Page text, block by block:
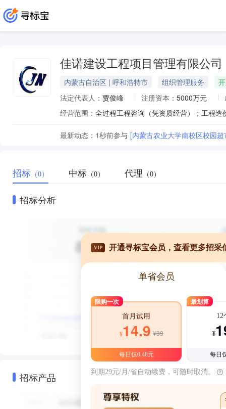
佳诺建设工程项目管理有限公司
内蒙古自治区 | 呼和浩特市 组织管理服务
法定代表人： 贾俊峰 注册资本： 5000万元
经营范围：
最新动态： 1秒前参与 [内蒙古农业大学南校区校园
招标 （0） 中标 （0） 代理 （0）
招标分析
招标产品
VIP 开通寻标宝会员，查看更多招采
单省会员
限购一次
首月试用
¥14.9 ¥39
每日仅0.48元
最划算
12
¥
每日
到期29元/月/省自动续费，可随时取消。